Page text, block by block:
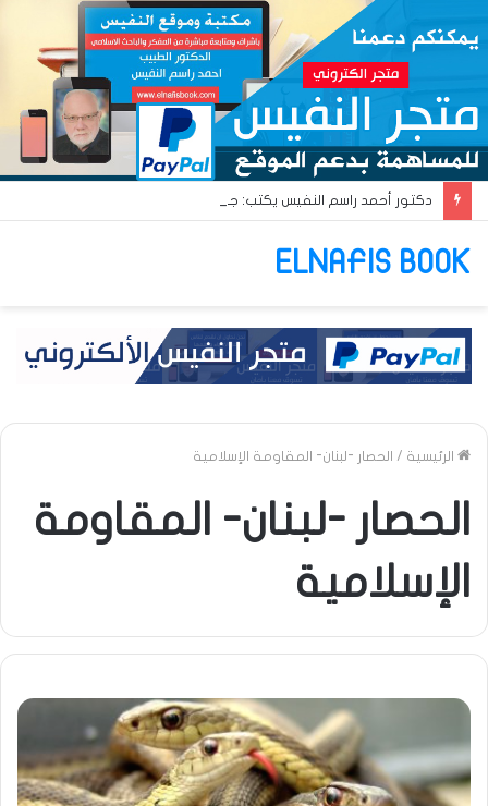
ELNAFIS BOOK
الرئيسية / الحصار -لبنان- المقاومة الإسلامية
الحصار -لبنان- المقاومة
الإسلامية